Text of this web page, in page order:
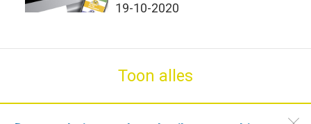
19-10-2020
Toon alles